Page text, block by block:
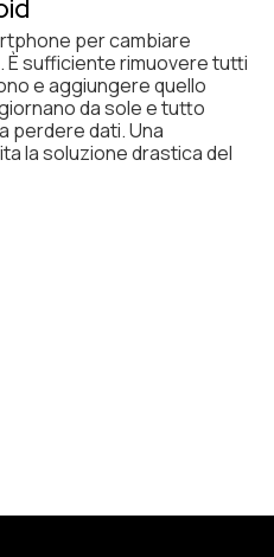
per cambiare
È sufficiente rimuovere tutti
e aggiungere quello
da sole e tutto
perdere dati. Una
la soluzione drastica del